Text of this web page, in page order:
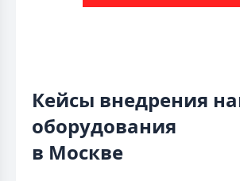
Кейсы внедрения
оборудования
в Москве